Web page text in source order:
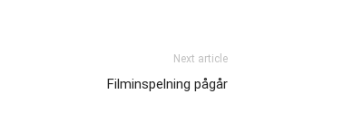
Next article
Filminspelning pågår